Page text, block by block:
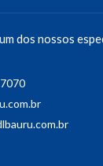
dos nossos